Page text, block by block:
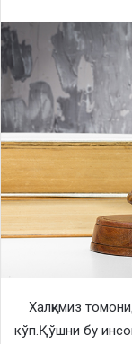
Халқимиз
кўп.Қўшни бу